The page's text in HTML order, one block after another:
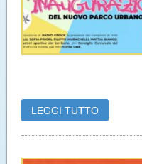
LEGGI TUTTO